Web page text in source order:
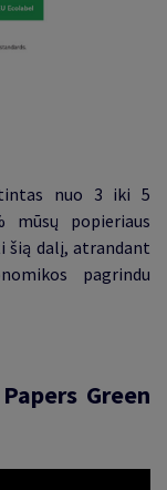
nuo 3 iki 5
mūsų popieriaus
šią dalį, atrandant
pagrindu
Green